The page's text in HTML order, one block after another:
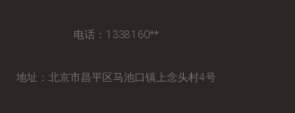
电话：1338160**
地址：北京市昌平区马池口镇上念头村4号